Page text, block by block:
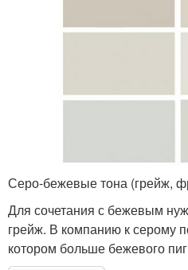
Серо-бежевые тона (грейж,
Для сочетания с бежевым
грейж. В компанию к серому
котором больше бежевого